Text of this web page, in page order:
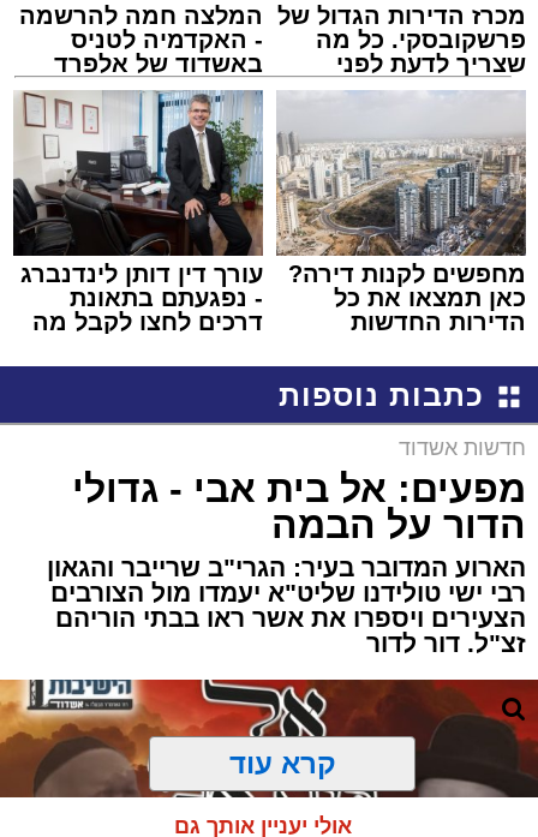
מכרז הדירות הגדול של
פרשקובסקי. כל מה
שצריך לדעת לפני
שמגישים הצעה לדירה
המלצה חמה להרשמה
- האקדמיה לטניס
באשדוד של אלפרד
קריאולנסקי - לילדים
מחפשים לקנות דירה?
כאן תמצאו את כל
הדירות החדשות
עורך דין דותן לינדנברג
- נפגעתם בתאונת
דרכים לחצו לקבל מה
כתבות נוספות
חדשות אשדוד
מפעים: אל בית אבי - גדולי
הדור על הבמה
הארוע המדובר בעיר: הגרי"ב שרייבר והגאון
רבי ישי טולידנו שליט"א יעמדו מול הצורבים
הצעירים ויספרו את אשר ראו בבתי הוריהם
זצ"ל. דור לדור
קרא עוד
אולי יעניין אותך גם